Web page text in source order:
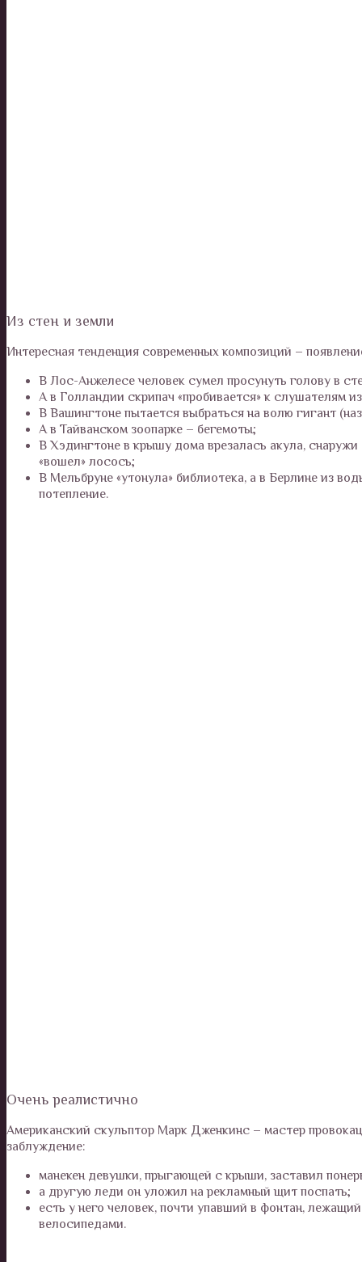
Из стен и земли
Интересная тенденция современных композиций –
В Лос-Анжелесе человек сумел просунуть голову в
А в Голландии скрипач «пробивается» к слушателям
В Вашингтоне пытается выбраться на волю гигант
А в Тайванском зоопарке – бегемоты;
В Хэдингтоне в крышу дома врезалась акула,
«вошел» лосось;
В Мельбруне «утонула» библиотека, а в Берлине из
потепление.
Очень реалистично
Американский скульптор Марк Дженкинс – мастер
заблуждение:
манекен девушки, прыгающей с крыши, заставил
а другую леди он уложил на рекламный щит поспать;
есть у него человек, почти упавший в фонтан,
велосипедами.